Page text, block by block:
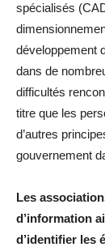
spécialisés
développement
dans de
difficultés
titre que les
d’autres
gouvernement
Les
d’information
d’identifier les